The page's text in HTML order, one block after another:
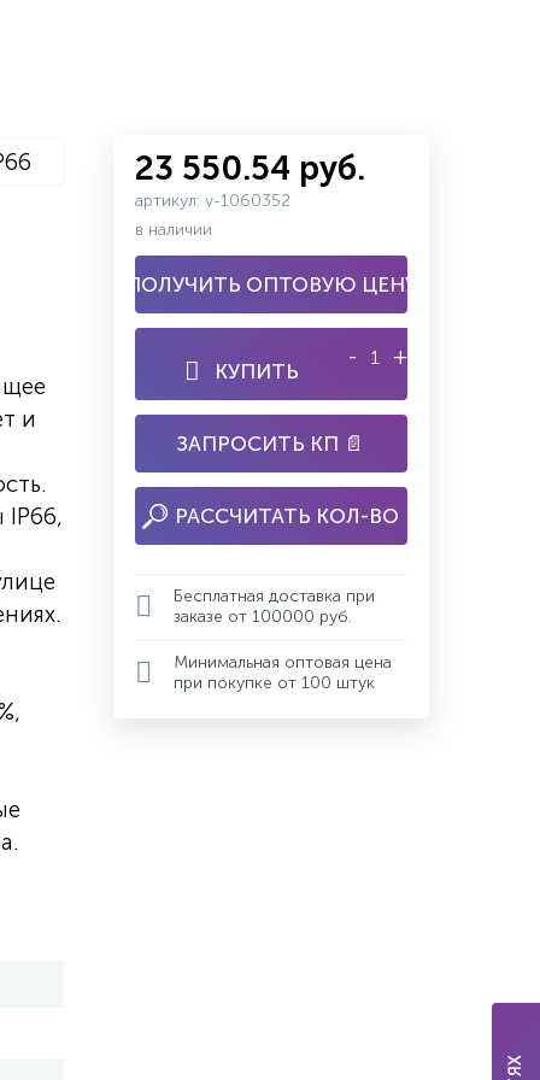
и
IP66,
23 550.54 руб.
артикул: v-1060352
в наличии
ПОЛУЧИТЬ ОПТОВУЮ ЦЕНУ
КУПИТЬ
- +
ЗАПРОСИТЬ КП 📄
РАССЧИТАТЬ КОЛ-ВО
Бесплатная доставка при
заказе от 100000 руб.
Минимальная оптовая цена
при покупке от 100 штук